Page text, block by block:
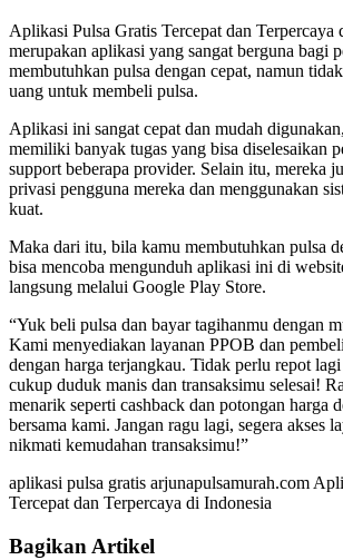
Aplikasi Pulsa Gratis Tercepat dan Terpercaya
merupakan aplikasi yang sangat berguna bagi
membutuhkan pulsa dengan cepat, namun
uang untuk membeli pulsa.
Aplikasi ini sangat cepat dan mudah
memiliki banyak tugas yang bisa diselesaikan
support beberapa provider. Selain itu, mereka
privasi pengguna mereka dan menggunakan
kuat.
Maka dari itu, bila kamu membutuhkan pulsa
bisa mencoba mengunduh aplikasi ini di
langsung melalui Google Play Store.
“Yuk beli pulsa dan bayar tagihanmu dengan
Kami menyediakan layanan PPOB dan
dengan harga terjangkau. Tidak perlu repot
cukup duduk manis dan transaksimu selesai!
menarik seperti cashback dan potongan harga
bersama kami. Jangan ragu lagi, segera akses
nikmati kemudahan transaksimu!”
aplikasi pulsa gratis arjunapulsamurah.com
Tercepat dan Terpercaya di Indonesia
Bagikan Artikel